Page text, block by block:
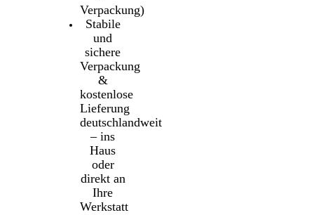
Verpackung)
Stabile
und
sichere
Verpackung
&
kostenlose
Lieferung
deutschlandweit
– ins
Haus
oder
direkt an
Ihre
Werkstatt